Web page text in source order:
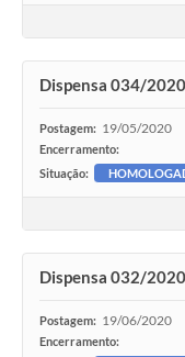
Dispensa 034/2020
Postagem: 19/05/2020
Encerramento:
Situação:
Dispensa 032/2020
Postagem: 19/06/2020
Encerramento: